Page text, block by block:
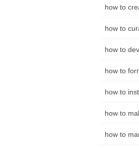
how to
how to
how to
how to
how to
how to
how to